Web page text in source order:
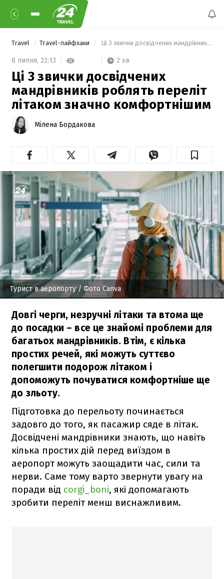
Travel Travel-лайфхаки Ці 3 звички досвідчених мандрівників роблять переліт літаком значно комфортнішим
8 липня, 22:13 2 хв
Ці 3 звички досвідчених
мандрівників роблять переліт
літаком значно комфортнішим
Мілена Бордакова
Турист в аеропорту/ Фото Canva
Довгі черги, незручні літаки та втома ще
до посадки – все це знайомі проблеми для
багатьох мандрівників. Втім, є кілька
простих речей, які можуть суттєво
полегшити подорож літаком і
допоможуть почуватися комфортніше ще
до зльоту.
Підготовка до перельоту починається
задовго до того, як пасажир сяде в літак.
Досвідчені мандрівники знають, що навіть
кілька простих дій перед виїздом в
аеропорт можуть заощадити час, сили та
нерви. Саме тому варто звернути увагу на
поради від corgi_boni, які допомагають
зробити переліт менш виснажливим.